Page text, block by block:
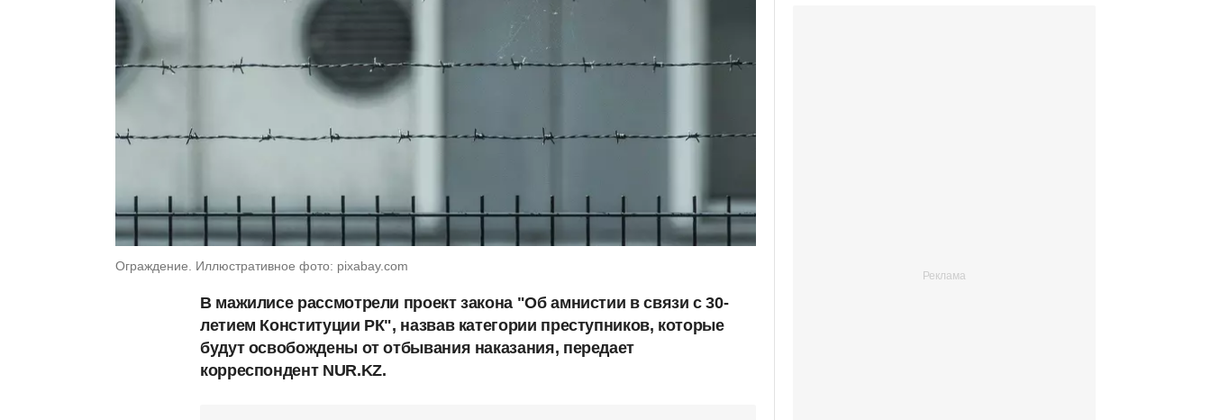
Ограждение. Иллюстративное фото: pixabay.com
В мажилисе рассмотрели проект закона "Об амнистии в связи с 30-
летием Конституции РК", назвав категории преступников, которые
будут освобождены от отбывания наказания, передает
корреспондент NUR.KZ.